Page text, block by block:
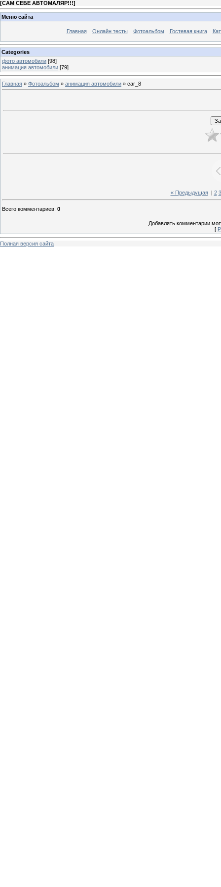
[САМ СЕБЕ АВТОМАЛЯР!!!]
Меню сайта
Главная Онлайн тесты Фотоальбом Гостевая книга
Categories
фото автомобили [98]
анимация автомобили [79]
Главная » Фотоальбом » анимация автомобили » car_8
« Предыдущая| 2 3
Всего комментариев: 0
Добавлять комментарии
[
Полная версия сайта